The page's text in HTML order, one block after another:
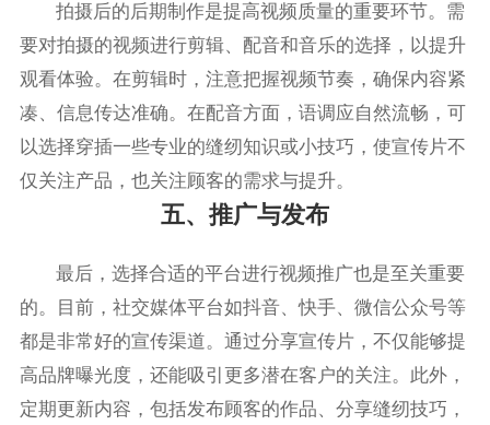
拍摄后的后期制作是提高视频质量的重要环节。需
要对拍摄的视频进行剪辑、配音和音乐的选择，以提升
观看体验。在剪辑时，注意把握视频节奏，确保内容紧
凑、信息传达准确。在配音方面，语调应自然流畅，可
以选择穿插一些专业的缝纫知识或小技巧，使宣传片不
仅关注产品，也关注顾客的需求与提升。
五、推广与发布
最后，选择合适的平台进行视频推广也是至关重要
的。目前，社交媒体平台如抖音、快手、微信公众号等
都是非常好的宣传渠道。通过分享宣传片，不仅能够提
高品牌曝光度，还能吸引更多潜在客户的关注。此外，
定期更新内容，包括发布顾客的作品、分享缝纫技巧，